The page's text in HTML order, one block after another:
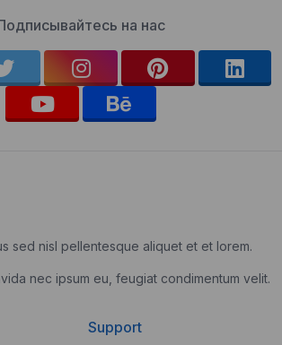
на нас
sed nisl pellentesque aliquet et et lorem.
nec ipsum eu, feugiat condimentum velit.
Support